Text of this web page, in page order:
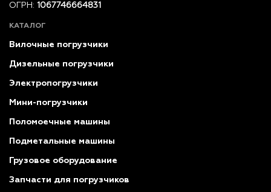
ОГРН: 1067746664831
КАТАЛОГ
Вилочные погрузчики
Дизельные погрузчики
Электропогрузчики
Мини-погрузчики
Поломоечные машины
Подметальные машины
Грузовое оборудование
Запчасти для погрузчиков